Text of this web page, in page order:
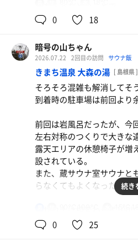
ラーメン
素晴らしい。
水
水
天ざるそば
ここに来たらだいたいこ
今後、こちらに返ってくる
その代わりにドラム缶で湯
通常の水風呂もあるが、簡
る。
メインサウナはこれまで通
い汗が出る。
水風呂は大山の恵みの水。
18℃。
長く入っているとこれで猛
外気浴も暑さを感じること
アブがブンブンとととのい
遅くなるので、13時からの
0 18
暗号の山ちゃん
2026.07.22 2回目の訪問 サウナ飯
きまち温泉 大森の湯 [ 島根県 ]
そろそろ混雑も解消してそ
到着時の駐車場は前回より
前回は岩風呂だったが、今
左右対称のつくりで大きな
露天エリアの休憩椅子が増
設されている。
また、蔵サウナ室サウナと
らなくてもよくなった。
90℃。
続き
0 25